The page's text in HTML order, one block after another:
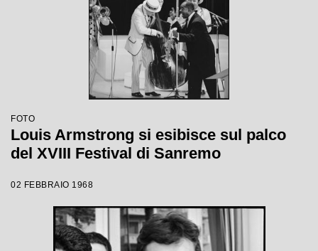
FOTO
Louis Armstrong si esibisce sul palco
del XVIII Festival di Sanremo
02 FEBBRAIO 1968